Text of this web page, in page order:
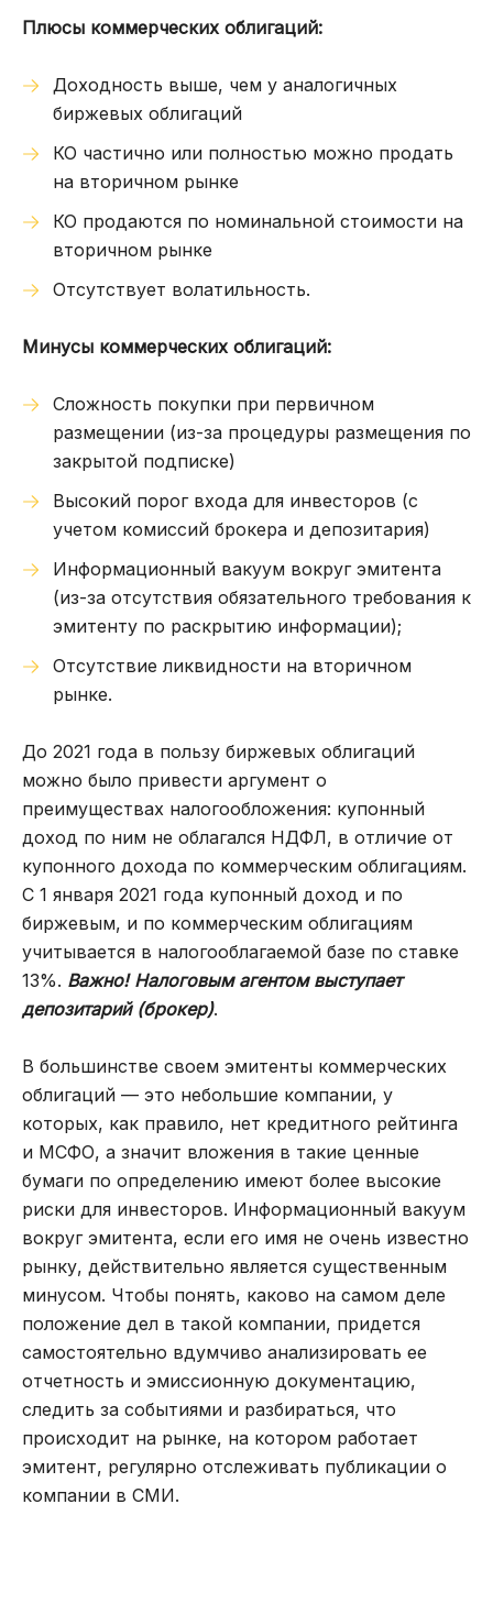
Плюсы коммерческих облигаций:
Доходность выше, чем у аналогичных
биржевых облигаций
КО частично или полностью можно продать
на вторичном рынке
КО продаются по номинальной стоимости на
вторичном рынке
Отсутствует волатильность.
Минусы коммерческих облигаций:
Сложность покупки при первичном
размещении (из-за процедуры размещения по
закрытой подписке)
Высокий порог входа для инвесторов (с
учетом комиссий брокера и депозитария)
Информационный вакуум вокруг эмитента
(из-за отсутствия обязательного требования к
эмитенту по раскрытию информации);
Отсутствие ликвидности на вторичном
рынке.
До 2021 года в пользу биржевых облигаций
можно было привести аргумент о
преимуществах налогообложения: купонный
доход по ним не облагался НДФЛ, в отличие от
купонного дохода по коммерческим облигациям.
С 1 января 2021 года купонный доход и по
биржевым, и по коммерческим облигациям
учитывается в налогооблагаемой базе по ставке
13%. Важно! Налоговым агентом выступает
депозитарий (брокер).
В большинстве своем эмитенты коммерческих
облигаций — это небольшие компании, у
которых, как правило, нет кредитного рейтинга
и МСФО, а значит вложения в такие ценные
бумаги по определению имеют более высокие
риски для инвесторов. Информационный вакуум
вокруг эмитента, если его имя не очень известно
рынку, действительно является существенным
минусом. Чтобы понять, каково на самом деле
положение дел в такой компании, придется
самостоятельно вдумчиво анализировать ее
отчетность и эмиссионную документацию,
следить за событиями и разбираться, что
происходит на рынке, на котором работает
эмитент, регулярно отслеживать публикации о
компании в СМИ.